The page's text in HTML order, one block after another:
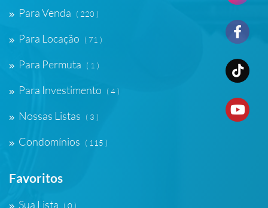
Para Venda ( 220 )
Para Locação ( 71 )
Para Permuta ( 1 )
Para Investimento ( 4 )
Nossas Listas ( 3 )
Condomínios ( 115 )
Favoritos
Sua Lista ( 0 )